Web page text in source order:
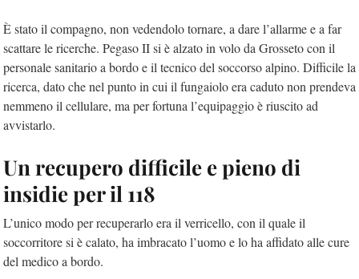
È stato il compagno, non vedendolo tornare, a dare l’allarme e a far
scattare le ricerche. Pegaso II si è alzato in volo da Grosseto con il
personale sanitario a bordo e il tecnico del soccorso alpino. Difficile la
ricerca, dato che nel punto in cui il fungaiolo era caduto non prendeva
nemmeno il cellulare, ma per fortuna l’equipaggio è riuscito ad
avvistarlo.
Un recupero difficile e pieno di
insidie per il 118
L’unico modo per recuperarlo era il verricello, con il quale il
soccorritore si è calato, ha imbracato l’uomo e lo ha affidato alle cure
del medico a bordo.